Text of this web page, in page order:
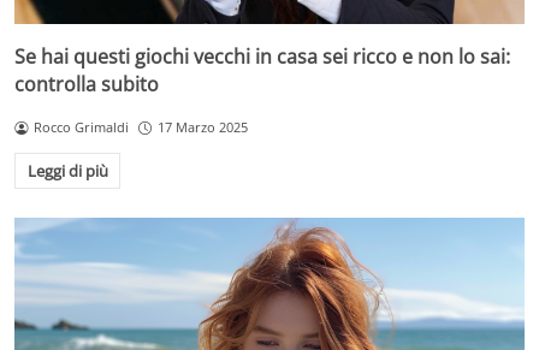
Se hai questi giochi vecchi in casa sei ricco e non lo sai:
controlla subito
Rocco Grimaldi 17 Marzo 2025
Leggi di più